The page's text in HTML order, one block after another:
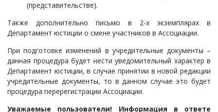
(представительстве).
Также дополнительно письмо в 2-х экземплярах в
Департамент юстиции о смене участников в Ассоциации.
При подготовке изменений в учредительные документы –
данная процедура будет нести уведомительный характер в
Департамент юстиции, в случае принятии в новой редакции
учредительные документы, то в данном случае это будет
процедура перерегистрации Ассоциации.
Уважаемые пользователи! Информация в ответе